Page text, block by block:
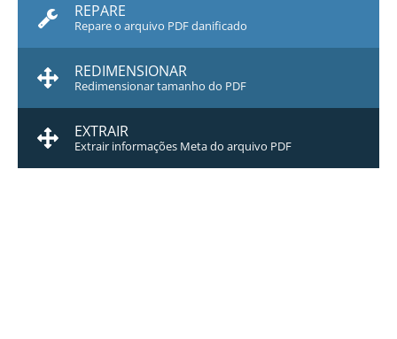
REPARE
Repare o arquivo PDF danificado
REDIMENSIONAR
Redimensionar tamanho do PDF
EXTRAIR
Extrair informações Meta do arquivo PDF